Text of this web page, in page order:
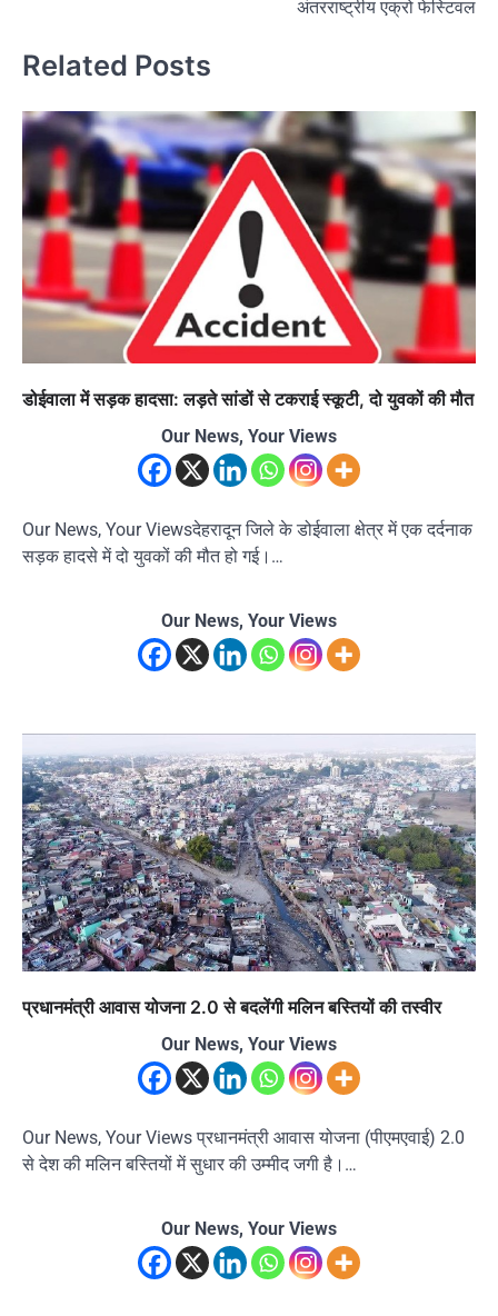
अंतरराष्ट्रीय एक्रो फेस्टिवल
Related Posts
डोईवाला में सड़क हादसा: लड़ते सांडों से टकराई स्कूटी, दो युवकों की मौत
Our News, Your Views
Our News, Your Viewsदेहरादून जिले के डोईवाला क्षेत्र में एक दर्दनाक
सड़क हादसे में दो युवकों की मौत हो गई।…
Our News, Your Views
प्रधानमंत्री आवास योजना 2.0 से बदलेंगी मलिन बस्तियों की तस्वीर
Our News, Your Views
Our News, Your Views प्रधानमंत्री आवास योजना (पीएमएवाई) 2.0
से देश की मलिन बस्तियों में सुधार की उम्मीद जगी है।…
Our News, Your Views